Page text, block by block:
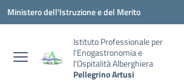
Vai ai contenuti
Vai al menu di navigazione
Vai al footer
Ministero dell'Istruzione e del Merito
Istituto Professionale per
l'Enogastronomia e
l'Ospitalità Alberghiera
Pellegrino Artusi